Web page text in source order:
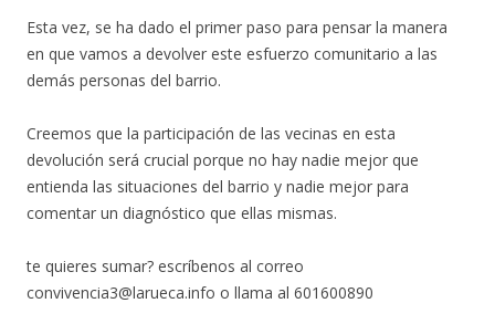
Esta vez, se ha dado el primer paso para pensar la manera
en que vamos a devolver este esfuerzo comunitario a las
demás personas del barrio.
Creemos que la participación de las vecinas en esta
devolución será crucial porque no hay nadie mejor que
entienda las situaciones del barrio y nadie mejor para
comentar un diagnóstico que ellas mismas.
te quieres sumar? escríbenos al correo
convivencia3@larueca.info o llama al 601600890